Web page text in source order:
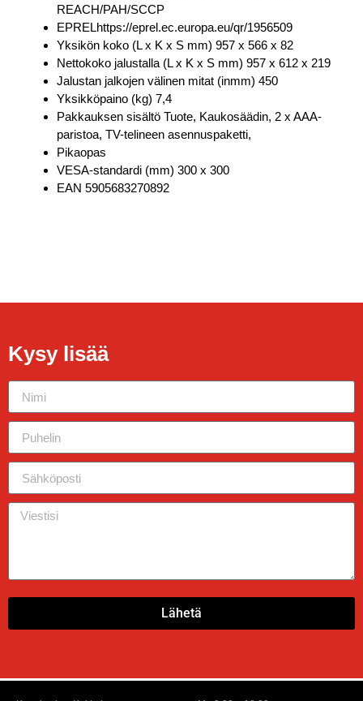
REACH/PAH/SCCP
EPRELhttps://eprel.ec.europa.eu/qr/1956509
Yksikön koko (L x K x S mm) 957 x 566 x 82
Nettokoko jalustalla (L x K x S mm) 957 x 612 x 219
Jalustan jalkojen välinen mitat (inmm) 450
Yksikköpaino (kg) 7,4
Pakkauksen sisältö Tuote, Kaukosäädin, 2 x AAA-
paristoa, TV-telineen asennuspaketti,
Pikaopas
VESA-standardi (mm) 300 x 300
EAN 5905683270892
Kysy lisää
Lähetä